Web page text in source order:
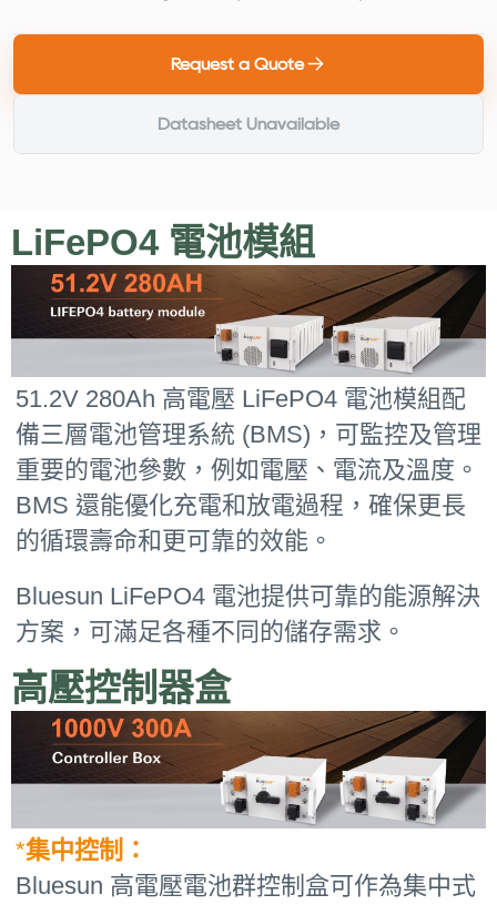
Request a Quote
Datasheet Unavailable
LiFePO4 電池模組
51.2V 280Ah 高電壓 LiFePO4 電池模組配
備三層電池管理系統 (BMS)，可監控及管理
重要的電池參數，例如電壓、電流及溫度。
BMS 還能優化充電和放電過程，確保更長
的循環壽命和更可靠的效能。
Bluesun LiFePO4 電池提供可靠的能源解決
方案，可滿足各種不同的儲存需求。
高壓控制器盒
*集中控制：
Bluesun 高電壓電池群控制盒可作為集中式